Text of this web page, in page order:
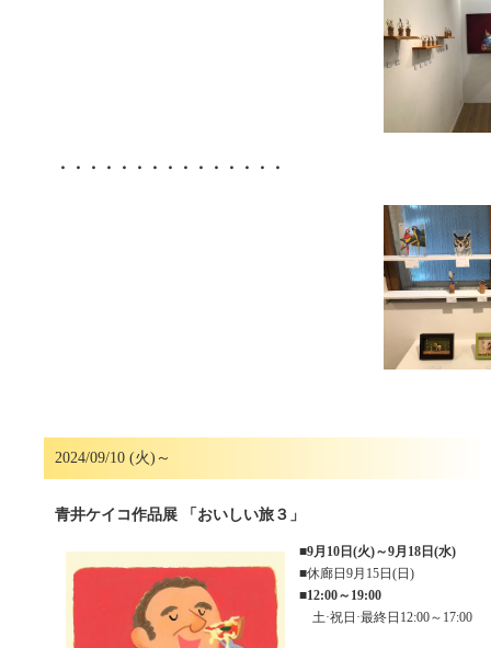
・・・・・・・・・・・・・・・
2024/09/10 (火)～
青井ケイコ作品展 「おいしい旅３」
■9月10日(火)～9月18日(水)
■休廊日9月15日(日)
■12:00～19:00
土·祝日·最終日12:00～17:00